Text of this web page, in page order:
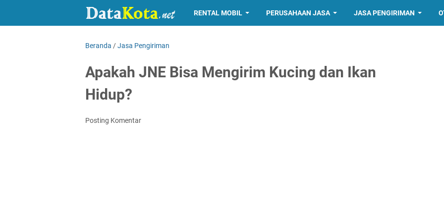
RENTAL MOBIL PERUSAHAAN JASA JASA PENGIRIMAN
Beranda /Jasa Pengiriman
Apakah JNE Bisa Mengirim Kucing dan Ikan
Hidup?
Posting Komentar